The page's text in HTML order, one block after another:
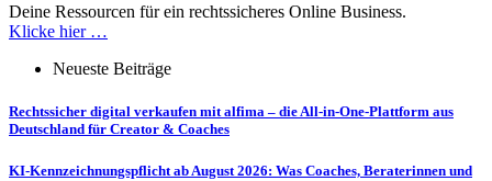
Deine Ressourcen für ein rechtssicheres Online Business.
Klicke hier …
Neueste Beiträge
Rechtssicher digital verkaufen mit alfima – die All-in-One-Plattform aus
Deutschland für Creator & Coaches
KI-Kennzeichnungspflicht ab August 2026: Was Coaches, Beraterinnen und